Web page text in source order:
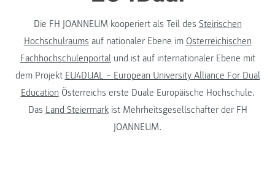
Die FH JOANNEUM kooperiert als Teil des Steirischen
Hochschulraums auf nationaler Ebene im Österreichischen
Fachhochschulenportalund ist auf internationaler Ebene mit
dem Projekt EU4DUAL – European University Alliance For Dual
Education Österreichs erste Duale Europäische Hochschule.
Das Land Steiermarkist Mehrheitsgesellschafter der FH
JOANNEUM.